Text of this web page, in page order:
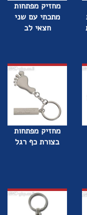
מחזיק מפתחות
מתכתי עם שני
חצאי לב
מחזיק מפתחות
בצורת כף רגל